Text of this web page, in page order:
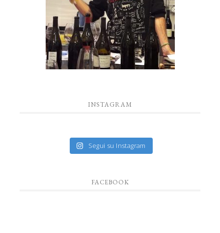
INSTAGRAM
Segui su Instagram
FACEBOOK